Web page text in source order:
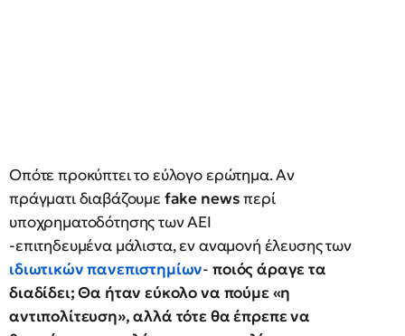
Οπότε προκύπτει το εύλογο ερώτημα. Αν
πράγματι διαβάζουμε fake newsπερί
υποχρηματοδότησης των ΑΕΙ
-επιτηδευμένα μάλιστα, εν αναμονή έλευσης των
ιδιωτικών πανεπιστημίων-ποιός άραγε τα
διαδίδει; Θα ήταν εύκολο να πούμε «η
αντιπολίτευση», αλλά τότε θα έπρεπε να